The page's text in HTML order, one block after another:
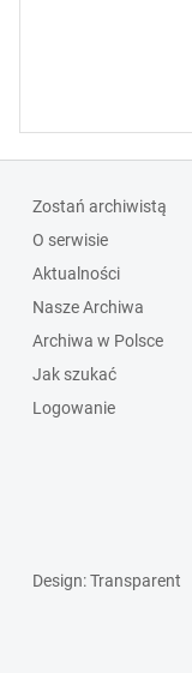
Zostań archiwistą
O serwisie
Aktualności
Nasze Archiwa
Archiwa w Polsce
Jak szukać
Logowanie
Design: Transparent